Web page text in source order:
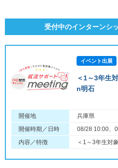
受付中のインターンシ
イベント出展
＜1～3年生
n明石
開催地
兵庫県
開催時期／日時
08/28 10:00、
内容／特徴
＜1～3年生対